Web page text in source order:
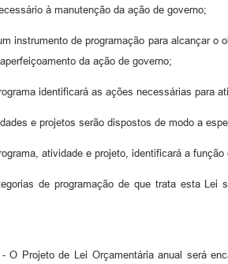
à manutenção da ação de governo;
instrumento de programação para alcançar
da ação de governo;
identificará as ações necessárias para
e projetos serão dispostos de modo a
atividade e projeto, identificará a
de programação de que trata esta Lei
- O Projeto de Lei Orçamentária anual será